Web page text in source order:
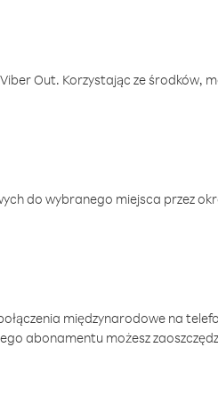
Out. Korzystając ze środków,
do wybranego miejsca przez
międzynarodowe na
abonamentu możesz